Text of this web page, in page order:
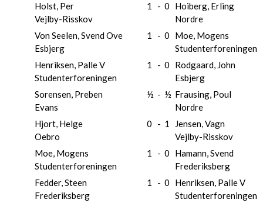
Holst, Per
Vejlby-Risskov
1 - 0
Hoiberg, Erling
Nordre
Von Seelen, Svend Ove
Esbjerg
1 - 0
Moe, Mogens
Studenterforeningen
Henriksen, Palle V
Studenterforeningen
1 - 0
Rodgaard, John
Esbjerg
Sorensen, Preben
Evans
½ - ½ Frausing, Poul
Nordre
Hjort, Helge
Oebro
0 - 1
Jensen, Vagn
Vejlby-Risskov
Moe, Mogens
Studenterforeningen
1 - 0
Hamann, Svend
Frederiksberg
Fedder, Steen
Frederiksberg
1 - 0
Henriksen, Palle V
Studenterforeningen